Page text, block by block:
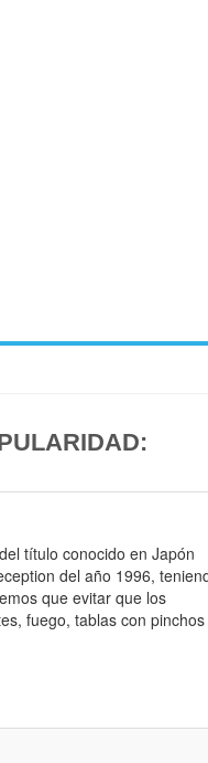
título conocido en Japón
del año 1996,
que evitar que los
fuego, tablas con